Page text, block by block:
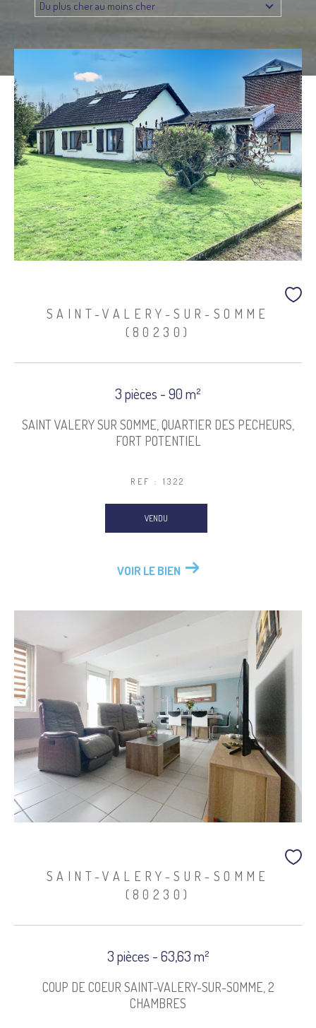
Du plus cher au moins cher
SAINT-VALERY-SUR-SOMME
(80230)
3 pièces - 90 m²
SAINT VALERY SUR SOMME, QUARTIER DES PECHEURS,
FORT POTENTIEL
REF : 1322
VENDU
VOIR LE BIEN
SAINT-VALERY-SUR-SOMME
(80230)
3 pièces - 63,63 m²
COUP DE COEUR SAINT-VALERY-SUR-SOMME, 2
CHAMBRES
Budget
Budget
SURFACE
Pièces
Pièces
Référence
AFFINER LES CRITÈRES
TERRASSE PARKING PISCINE
NOUVEAUTÉS